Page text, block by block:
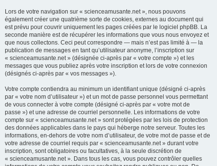
Lors de votre navigation sur « scienceamusante.net », nous pouvons
également créer une quatrième sorte de cookies, externes au document qui
est prévu pour couvrir uniquement les pages créées par le logiciel phpBB. La
seconde manière est de récupérer les informations que vous nous envoyez et
que nous collectons. Ceci peut correspondre — mais n’est pas limité à — la
publication de messages en tant qu’utilisateur anonyme, l’inscription sur
« scienceamusante.net » (désignée ci-après par « votre compte ») et les
messages que vous publiez après votre inscription et lors de votre connexion
(désignés ci-après par « vos messages »).
Votre compte contiendra au minimum un identifiant unique (désigné ci-après
par « votre nom d’utilisateur ») et un mot de passe personnel vous permettant
de vous connecter à votre compte (désigné ci-après par « votre mot de
passe ») et une adresse de courriel personnelle. Les informations de votre
compte sur « scienceamusante.net » sont protégées par les lois de protection
des données applicables dans le pays qui héberge notre serveur. Toutes les
informations, en-dehors de votre nom d’utilisateur, de votre mot de passe et de
votre adresse de courriel requis par « scienceamusante.net » durant votre
inscription, sont obligatoires ou facultatives, à la seule discrétion de
« scienceamusante.net ». Dans tous les cas, vous pouvez contrôler quelles